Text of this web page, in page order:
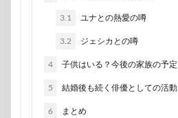
3.1 ユナとの熱愛の噂
3.2 ジェシカとの噂
4 子供はいる？今後の家族の予定
5 結婚後も続く俳優としての活動
6 まとめ